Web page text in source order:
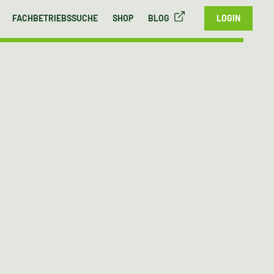
FACHBETRIEBSSUCHE SHOP BLOG LOGIN